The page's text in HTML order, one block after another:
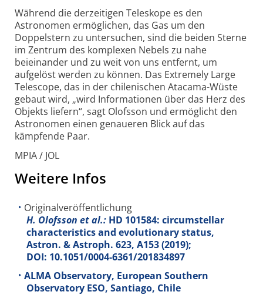
Während die derzeitigen Teleskope es den
Astronomen ermöglichen, das Gas um den
Doppelstern zu untersuchen, sind die beiden Sterne
im Zentrum des komplexen Nebels zu nahe
beieinander und zu weit von uns entfernt, um
aufgelöst werden zu können. Das Extremely Large
Telescope, das in der chilenischen Atacama-Wüste
gebaut wird, „wird Infor­mationen über das Herz des
Objekts liefern“, sagt Olofsson und ermöglicht den
Astronomen einen genaueren Blick auf das
kämpfende Paar.
MPIA / JOL
Weitere Infos
Originalveröffentlichung
H. Olofsson et al.: HD 101584: circumstellar
characteristics and evolutionary status,
Astron. & Astroph. 623, A153 (2019);
DOI: 10.1051/0004-6361/201834897
ALMA Observatory, European Southern
Observatory ESO, Santiago, Chile